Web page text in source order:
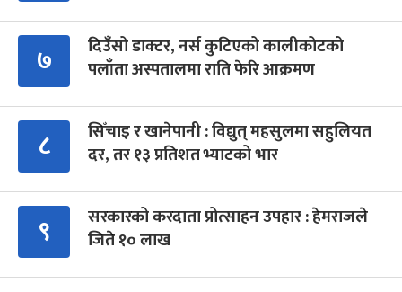
७
दिउँसो डाक्टर, नर्स कुटिएको कालीकोटको
पलाँता अस्पतालमा राति फेरि आक्रमण
८
सिँचाइ र खानेपानी : विद्युत् महसुलमा सहुलियत
दर, तर १३ प्रतिशत भ्याटको भार
९
सरकारको करदाता प्रोत्साहन उपहार : हेमराजले
जिते १० लाख